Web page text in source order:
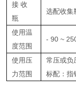
接 收
瓶
选配收集
使用温
度范围
- 90 ~
使用压
力范围
常压或负
标配：